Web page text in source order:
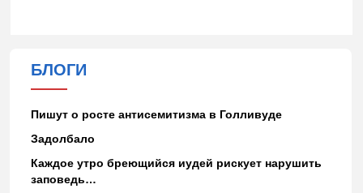
БЛОГИ
Пишут о росте антисемитизма в Голливуде
Задолбало
Каждое утро бреющийся иудей рискует нарушить
заповедь…